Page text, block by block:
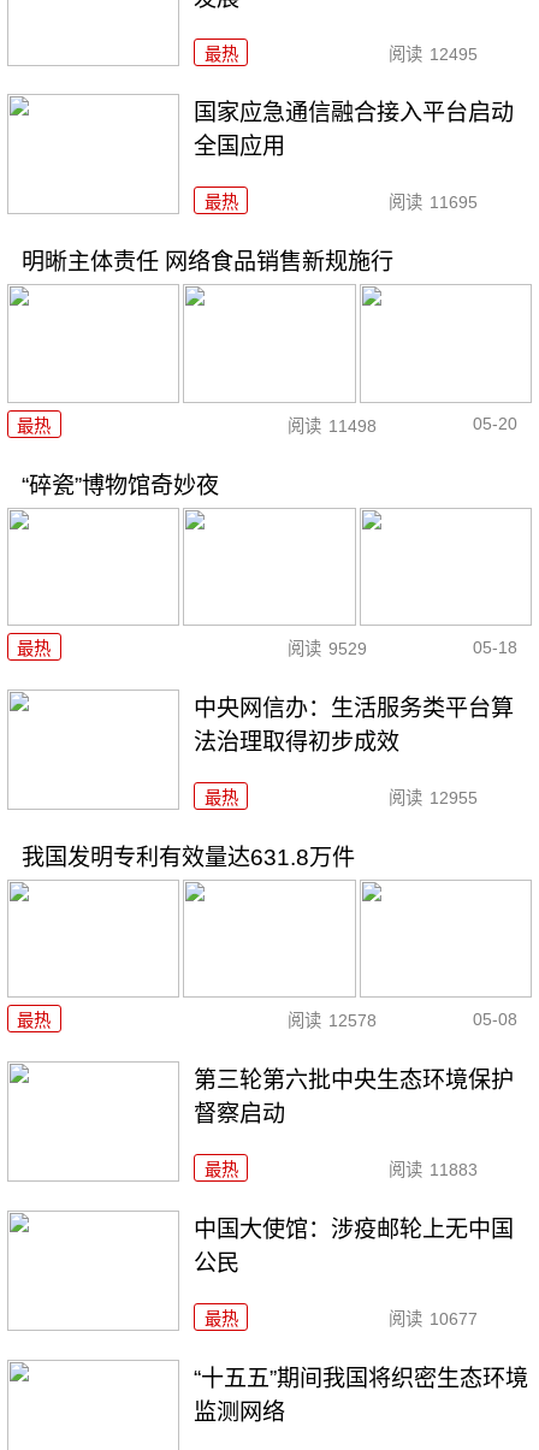
最热 阅读 12495
国家应急通信融合接入平台启动
全国应用
最热 阅读 11695
明晰主体责任 网络食品销售新规施行
最热 阅读 11498 05-20
“碎瓷”博物馆奇妙夜
最热 阅读 9529 05-18
中央网信办：生活服务类平台算
法治理取得初步成效
最热 阅读 12955
我国发明专利有效量达631.8万件
最热 阅读 12578 05-08
第三轮第六批中央生态环境保护
督察启动
最热 阅读 11883
中国大使馆：涉疫邮轮上无中国
公民
最热 阅读 10677
“十五五”期间我国将织密生态环境
监测网络